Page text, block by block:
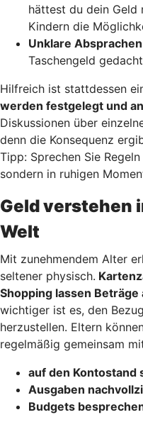
hättest du dein Geld
Kindern die
Unklare
Taschengeld
Hilfreich ist stattdessen
werden festgelegt und
Diskussionen über
denn die Konsequenz
Tipp: Sprechen Sie
sondern in ruhigen
Geld verstehen
Welt
Mit zunehmendem Alter
seltener physisch.
Shopping lassen
wichtiger ist es, den
herzustellen. Eltern
regelmäßig gemeinsam
auf den Kontostand
Ausgaben
Budgets